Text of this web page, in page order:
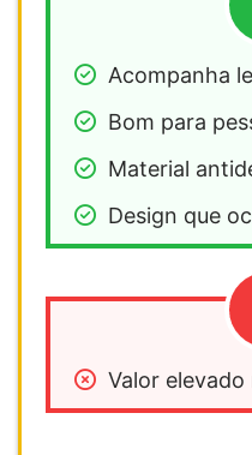
Acompanha
Bom para
Material
Design que
Valor